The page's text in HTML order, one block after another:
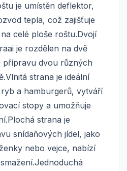
je umístěn deflektor,
tepla, což zajišťuje
celé ploše roštu.Dvojí
je rozdělen na dvě
přípravu dvou různých
strana je ideální
a hamburgerů, vytváří
stopy a umožňuje
strana je
snídaňových jídel, jako
nebo vejce, nabízí